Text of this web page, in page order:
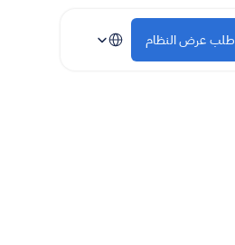
عرض النظام
Select Language